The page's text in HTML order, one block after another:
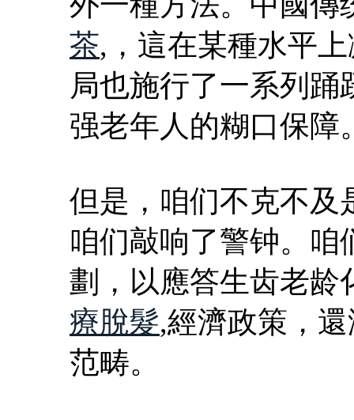
茶,，這在某種水平
局也施行了一系列
强老年人的糊口保障
但是，咱们不克不及
咱们敲响了警钟。咱
劃，以應答生齿老龄
療脫髮,經濟政策，
范畴。